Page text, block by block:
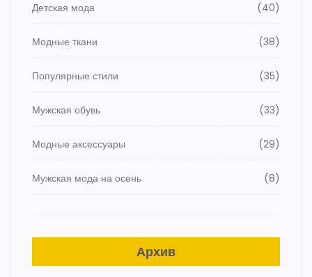
Детская мода (40)
Модные ткани (38)
Популярные стили (35)
Мужская обувь (33)
Модные аксессуары (29)
Мужская мода на осень (8)
Архив